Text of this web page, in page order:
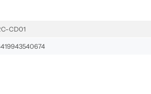
CD01